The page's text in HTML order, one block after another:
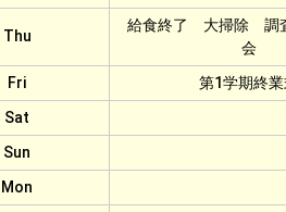
Thu
給食終了 大掃除 調
会
Fri
第1学期終
Sat
Sun
Mon